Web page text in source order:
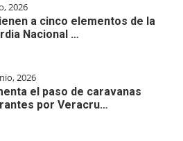
2026
a cinco elementos de la
Nacional …
2026
el paso de caravanas
por Veracru…